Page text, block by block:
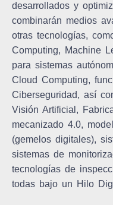
desarrollados y
combinarán medios
otras tecnologías,
Computing, Machine
para sistemas
Cloud Computing,
Ciberseguridad, así
Visión Artificial,
mecanizado 4.0,
(gemelos digitales),
sistemas de
tecnologías de
todas bajo un Hilo